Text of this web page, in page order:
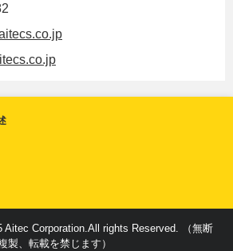
Aitec Corporation.All rights Reserved. （無断
製、転載を禁じます）